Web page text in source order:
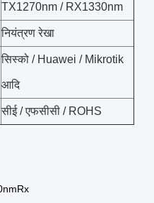
TX1270nm / RX1330nm
नियंत्रण रेखा
सिस्को / Huawei / Mikrotik
आदि
सीई / एफसीसी / ROHS